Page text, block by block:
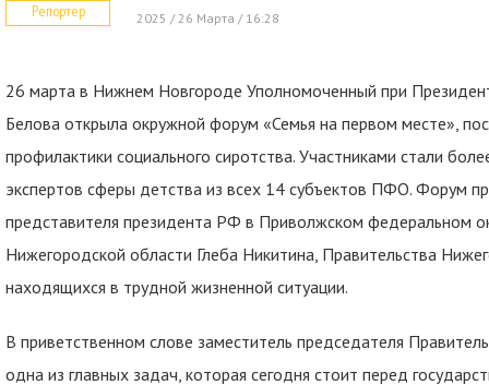
Репортер 2025 / 26 Марта / 16:28
26 марта в Нижнем Новгороде Уполномоченный при
Белова открыла окружной форум «Семья на первом месте»,
профилактики социального сиротства. Участниками стали
экспертов сферы детства из всех 14 субъектов ПФО. Форум
представителя президента РФ в Приволжском федеральном
Нижегородской области Глеба Никитина, Правительства
находящихся в трудной жизненной ситуации.
В приветственном слове заместитель председателя
одна из главных задач, которая сегодня стоит перед